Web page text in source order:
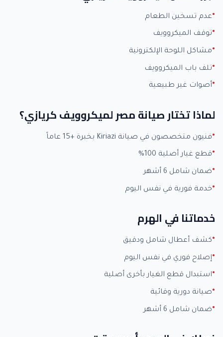
عدم تسخين الطعام
توقف الميكروويف
مشاكل اللوحة الإلكترونية
تلف باب الميكروويف
أصوات غير طبيعية
لماذا تختار صيانة مصر لميكروويف كريازي؟
فنيون متخصصون في صيانة Kiriazi بخبرة +15 عاماً
قطع غيار أصلية 100%
ضمان شامل 6 أشهر
خدمة فورية في نفس اليوم
خدماتنا في الهرم
كشف أعطال شامل ودقيق
إصلاح فوري في نفس اليوم
استبدال قطع الغيار بأخرى أصلية
صيانة دورية وقائية
ضمان شامل 6 أشهر